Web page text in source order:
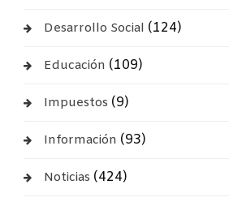
Desarrollo Social (124)
Educación (109)
Impuestos (9)
Información (93)
Noticias (424)